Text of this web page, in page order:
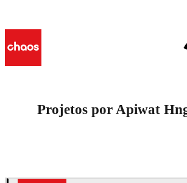
Projetos por Apiwat